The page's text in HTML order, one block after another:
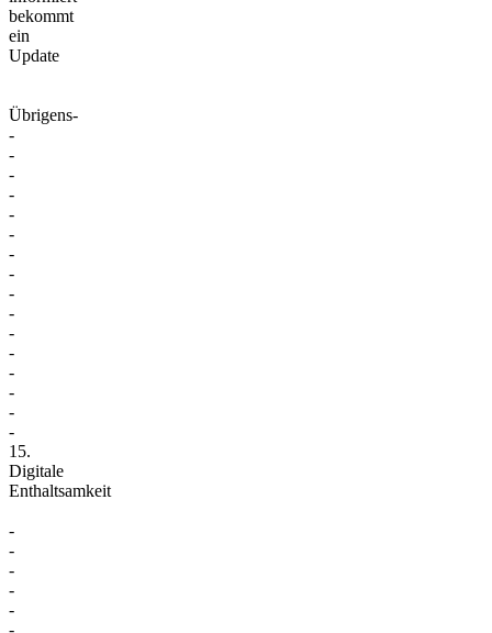
bekommt
ein
Update
Übrigens-
-
-
-
-
-
-
-
-
-
-
-
-
-
-
-
-
15.
Digitale
Enthaltsamkeit
-
-
-
-
-
-